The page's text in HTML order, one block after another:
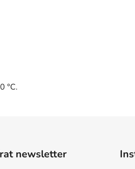
°C.
newsletter